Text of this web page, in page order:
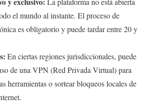
el mundo al instante. El proceso de
es obligatorio y puede tardar entre 20 y
En ciertas regiones jurisdiccionales, puede
de una VPN (Red Privada Virtual) para
herramientas o sortear bloqueos locales de